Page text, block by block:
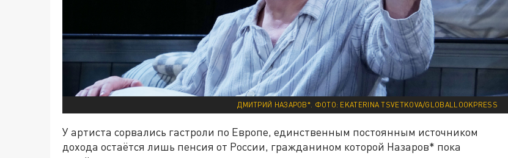
ДМИТРИЙ НАЗАРОВ*. ФОТО: EKATERINA TSVETKOVA/GLOBALLOOKPRESS
У артиста сорвались гастроли по Европе, единственным постоянным источником
дохода остаётся лишь пенсия от России, гражданином которой Назаров* пока